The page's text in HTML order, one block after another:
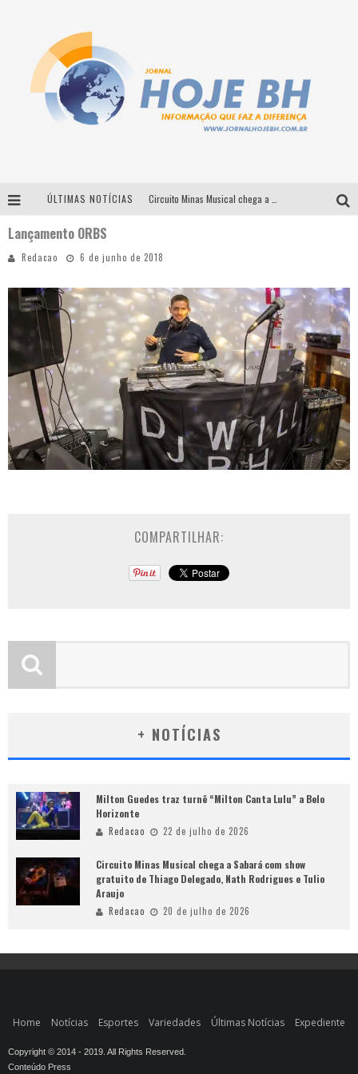
ÚLTIMAS NOTÍCIAS
Milton Guedes traz turnê “Milton Canta Lulu” a Belo Horizonte
Lançamento ORBS
Redacao 6 de junho de 2018
COMPARTILHAR:
+ NOTÍCIAS
Milton Guedes traz turnê “Milton Canta Lulu” a Belo
Horizonte
Redacao 22 de julho de 2026
Circuito Minas Musical chega a Sabará com show
gratuito de Thiago Delegado, Nath Rodrigues e Tulio
Araujo
Redacao 20 de julho de 2026
Home Notícias Esportes Variedades Últimas Notícias Expediente
Copyright © 2014 - 2019. All Rights Reserved.
Conteúdo Press